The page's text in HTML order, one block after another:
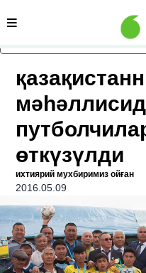
асаслиқ мәзмунға атлаң
сәһипә
өткүзүлди
ихтиярий мухбиримиз ойған
2016.05.09